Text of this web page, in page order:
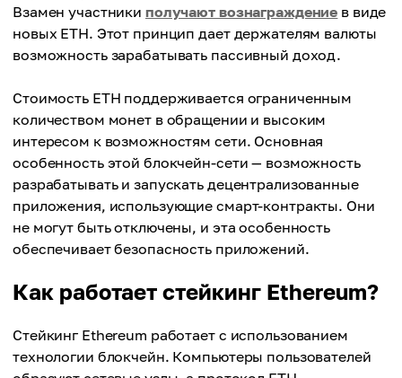
Взамен участники получают вознаграждение в виде
новых ETH. Этот принцип дает держателям валюты
возможность зарабатывать пассивный доход.
Стоимость ETH поддерживается ограниченным
количеством монет в обращении и высоким
интересом к возможностям сети. Основная
особенность этой блокчейн-сети — возможность
разрабатывать и запускать децентрализованные
приложения, использующие смарт-контракты. Они
не могут быть отключены, и эта особенность
обеспечивает безопасность приложений.
Как работает стейкинг Ethereum?
Стейкинг Ethereum работает с использованием
технологии блокчейн. Компьютеры пользователей